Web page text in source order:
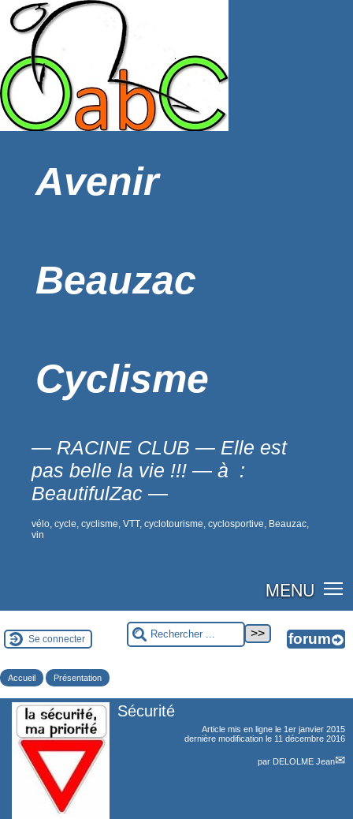
Avenir
Beauzac
Cyclisme
— RACINE CLUB — Elle est
pas belle la vie !!! — à :
BeautifulZac —
vélo, cycle, cyclisme, VTT, cyclotourisme, cyclosportive, Beauzac,
vin
MENU
Se connecter
Accueil Présentation
Sécurité
Article mis en ligne le 1er janvier 2015
dernière modification le 11 décembre 2016
par DELOLME Jean